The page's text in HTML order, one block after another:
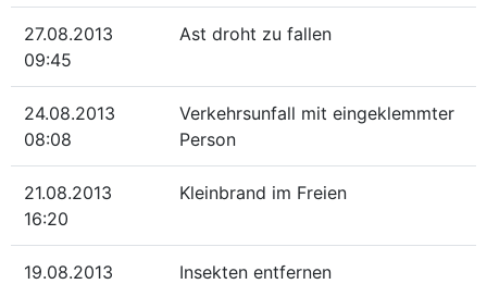
27.08.2013
09:45
Ast droht zu fallen
24.08.2013
08:08
Verkehrsunfall mit eingeklemmter
Person
21.08.2013
16:20
Kleinbrand im Freien
19.08.2013
Insekten entfernen